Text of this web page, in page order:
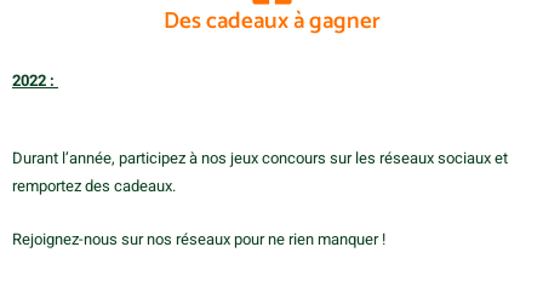
Des cadeaux à gagner
2022 :
Durant l’année, participez à nos jeux concours sur les réseaux sociaux et
remportez des cadeaux.
Rejoignez-nous sur nos réseaux pour ne rien manquer !